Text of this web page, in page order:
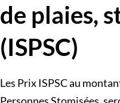
de plaies,
(ISPSC)
Les Prix ISPSC au